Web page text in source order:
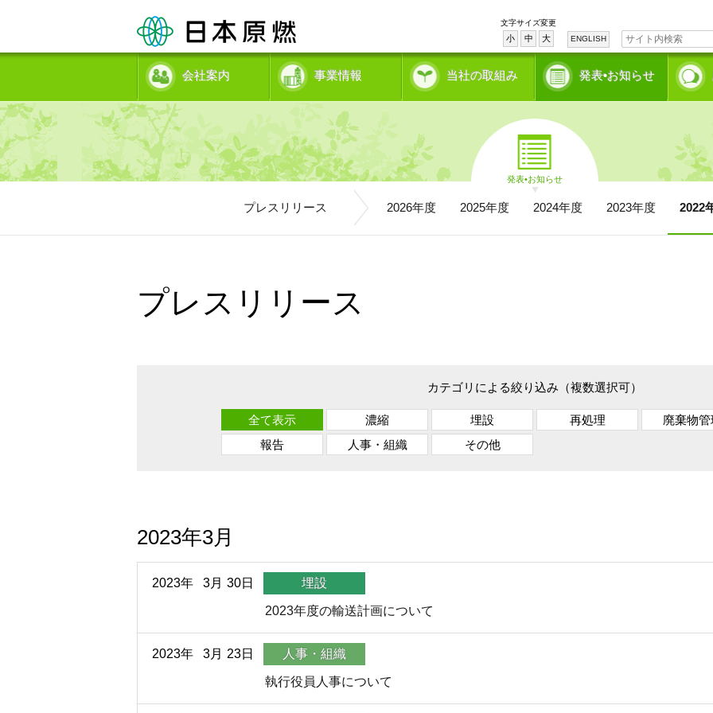
文字サイズ変更
小 中 大 ENGLISH
会社案内 事業情報 当社の取組み 発表•お知らせ
発表•お知らせ
プレスリリース 2026年度 2025年度 2024年度 2023年度 2022
プレスリリース
カテゴリによる絞り込み（複数選択可）
全て表示 濃縮 埋設 再処理 廃棄物管
報告
人事・組織 その他
2023年3月
2023年 3月 30日 埋設
2023年度の輸送計画について
2023年 3月 23日 人事・組織
執行役員人事について